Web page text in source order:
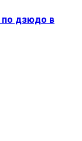
по дзюдо в